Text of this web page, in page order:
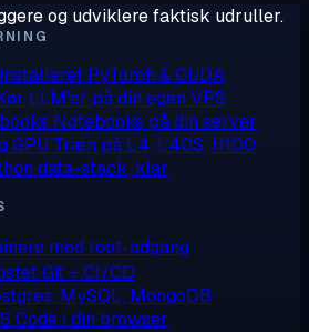
og udviklere faktisk udruller.
PyTorch & CUDA
LLM'er på din egen VPS
Notebooks på din server
GPU Træn på L4, L40S, H100
data-stack, klar
med root-adgang
Git + CI/CD
MySQL, MongoDB
Code i din browser